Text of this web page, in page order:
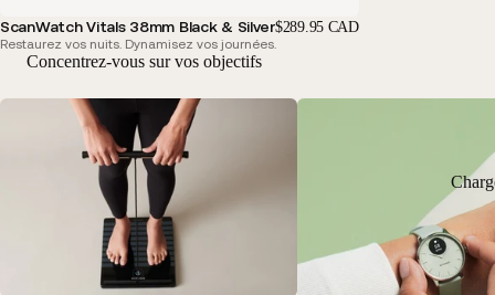
ScanWatch Vitals 38mm Black & Silver$289.95 CAD
Restaurez vos nuits. Dynamisez vos journées.
Concentrez-vous sur vos objectifs